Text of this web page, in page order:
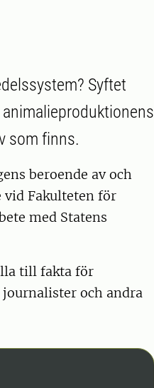
Syftet
som finns.
beroende av och
vid Fakulteten för
med Statens
till fakta för
och andra